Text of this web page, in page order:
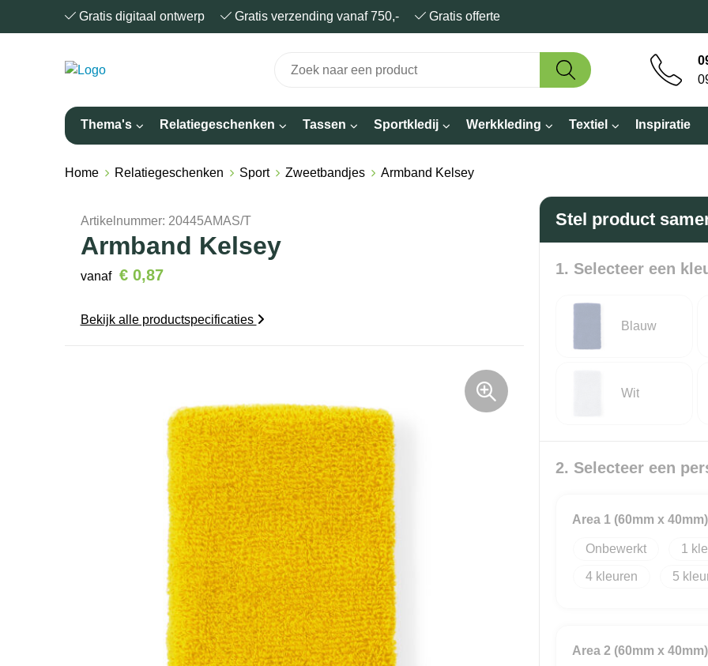
Gratis digitaal ontwerp Gratis verzending vanaf 750,- Gratis offerte
Thema's Relatiegeschenken Tassen Sportkledij Werkkleding Textiel Inspiratie
Home Relatiegeschenken Sport Zweetbandjes Armband Kelsey
Artikelnummer: 20445AMAS/T
Armband Kelsey
vanaf € 0,87
Bekijk alle productspecificaties
Stel product
1. Selecteer een
Blauw
Wit
2. Selecteer een
Area 1 (60mm x 40mm)
Onbewerkt 1
4 5
Area 2 (60mm x 40mm)